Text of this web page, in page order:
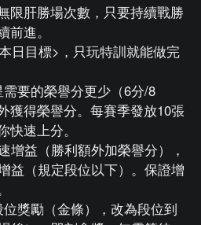
限肝勝場次數，只要持續戰勝
進。
日目標>，只玩特訓就能做完
要的榮譽分更少（6分/8
獲得榮譽分。每賽季發放10張
速上分。
增益（勝利額外加榮譽分），
益（規定段位以下）。保證增
獎勵（金條），改為段位到